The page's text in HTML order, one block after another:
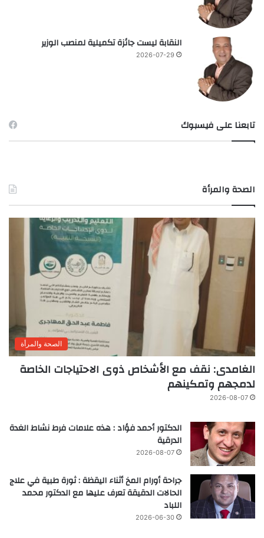
النقابة ليست جائزة تكميلية لمنصب الوزير
2026-07-29
تابعنا على فيسبوك
الصحة والمرأة
الصحة والمرأة
الغامدى: نقف مع الأشخاص ذوى الاحتياجات الخاصة
لدمجهم وتمكينهم
2026-08-07
الدكتور أحمد فؤاد : هذه علامات فرط نشاط الغدة
الدرقية
2026-08-07
جراحة أورام المخ أثناء اليقظة : ثورة طبية في علاج
الحالات الدقيقة تعرف عليها مع الدكتور محمد
اللباد
2026-06-30